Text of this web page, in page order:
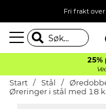
Fri frakt
25%
Start Stål
Øreringer i stål med 18